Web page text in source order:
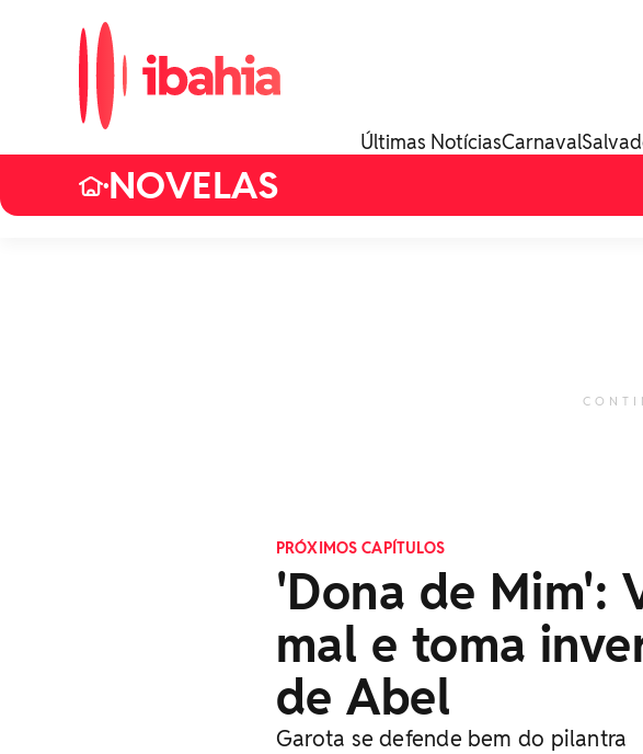
Últimas NotíciasCarnaval
•NOVELAS
PRÓXIMOS CAPÍTULOS
'Dona de Mim':
mal e toma
de Abel
Garota se defende bem do pilantra